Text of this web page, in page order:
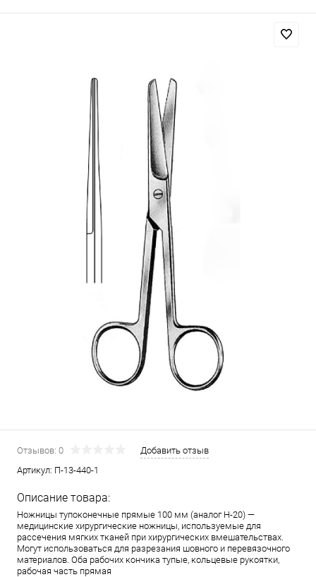
Отзывов: 0
Добавить отзыв
Артикул: П-13-440-1
Описание товара:
Ножницы тупоконечные прямые 100 мм (аналог Н-20) —
медицинские хирургические ножницы, используемые для
рассечения мягких тканей при хирургических вмешательствах.
Могут использоваться для разрезания шовного и перевязочного
материалов. Оба рабочих кончика тупые, кольцевые рукоятки,
рабочая часть прямая